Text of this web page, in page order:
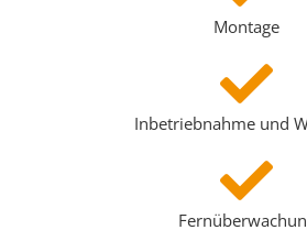
Montage
Inbetriebnahme und